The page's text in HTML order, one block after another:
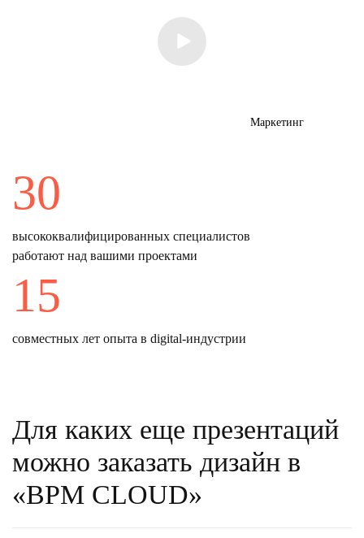
30
высококвалифицированных специалистов
работают над вашими проектами
15
совместных лет опыта в digital-индустрии
Маркетинг
Для каких еще презентаций
можно заказать дизайн в
«BPM CLOUD»